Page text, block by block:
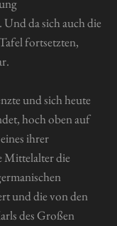
da sich auch die
fortsetzten,
und sich heute
hoch oben auf
ihrer
Mittelalter die
und die von den
des Großen